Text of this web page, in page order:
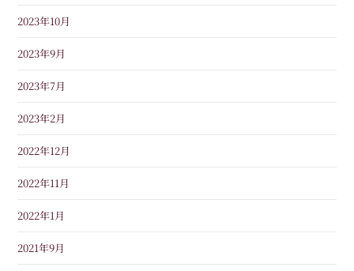
2023年10月
2023年9月
2023年7月
2023年2月
2022年12月
2022年11月
2022年1月
2021年9月